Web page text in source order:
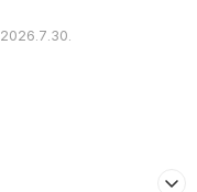
2026.7.30.